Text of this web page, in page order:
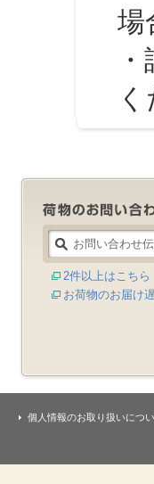
場
・
2件以上はこちら
お荷物のお届け
個人情報のお取り扱いにつ